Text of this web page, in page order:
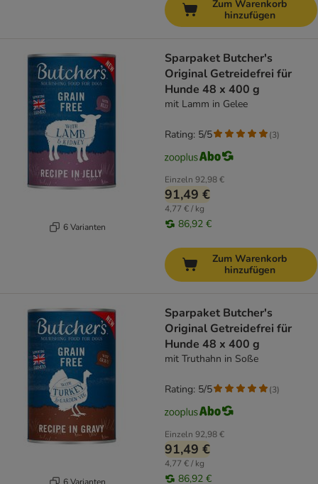
Zum Warenkorb
hinzufügen
6 Varianten
Sparpaket Butcher's
Original Getreidefrei für
Hunde 48 x 400 g
mit Lamm in Gelee
Einzeln 92,98 €
91,49 €
4,77 € / kg
86,92 €
Rating: 5/5 (3)
Zum Warenkorb
hinzufügen
6 Varianten
Sparpaket Butcher's
Original Getreidefrei für
Hunde 48 x 400 g
mit Truthahn in Soße
Einzeln 92,98 €
91,49 €
4,77 € / kg
86,92 €
Rating: 5/5 (3)